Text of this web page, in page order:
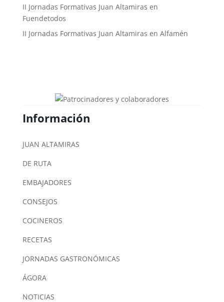
II Jornadas Formativas Juan Altamiras en
Fuendetodos
II Jornadas Formativas Juan Altamiras en Alfamén
Información
JUAN ALTAMIRAS
DE RUTA
EMBAJADORES
CONSEJOS
COCINEROS
RECETAS
JORNADAS GASTRONÓMICAS
ÁGORA
NOTICIAS